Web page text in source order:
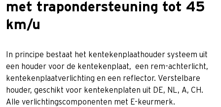
met trapondersteuning tot 45
km/u
In principe bestaat het kentekenplaathouder systeem uit
een houder voor de kentekenplaat, een rem-achterlicht,
kentekenplaatverlichting en een reflector. Verstelbare
houder, geschikt voor kentekenplaten uit DE, NL, A, CH.
Alle verlichtingscomponenten met E-keurmerk.